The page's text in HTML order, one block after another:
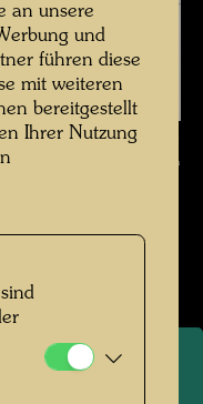
des Kaurinui Tals ,
© Hundertwasser Archiv
Valley
an unsere
und
führen diese
mit weiteren
bereitgestellt
Ihrer Nutzung